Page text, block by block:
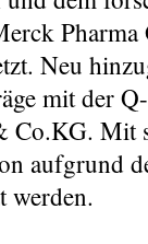
Neu
mit der
Mit
aufgrund
werden.